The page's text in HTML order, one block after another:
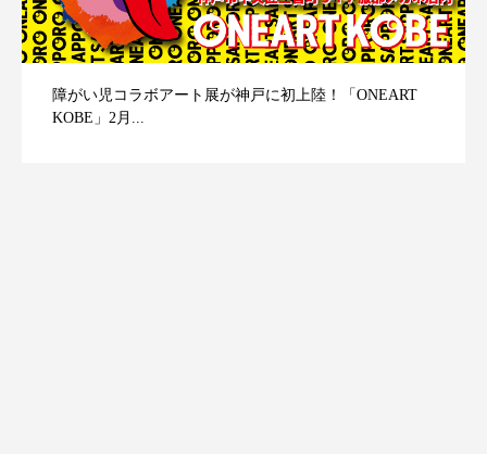
障がい児コラボアート展が神戸に初上陸！「ONEART
KOBE」2月...